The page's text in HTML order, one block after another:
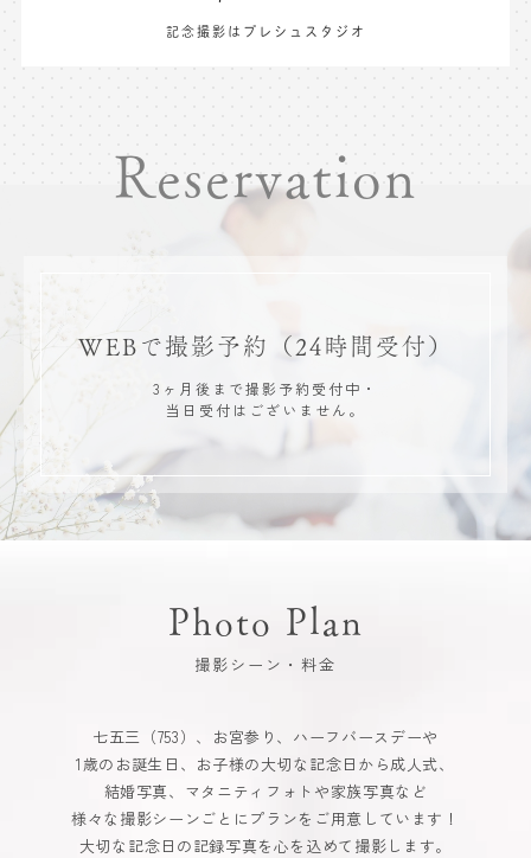
記念撮影はプレシュスタジオ
Reservation
WEBで撮影予約 （24時間受付）
3ヶ月後まで撮影予約受付中・
当日受付はございません。
Photo Plan
撮影シーン・料金
七五三（753）、お宮参り、ハーフバースデーや
1歳のお誕生日、お子様の大切な記念日から成人式、
結婚写真、マタニティフォトや家族写真など
様々な撮影シーンごとにプランをご用意しています！
大切な記念日の記録写真を心を込めて撮影します。